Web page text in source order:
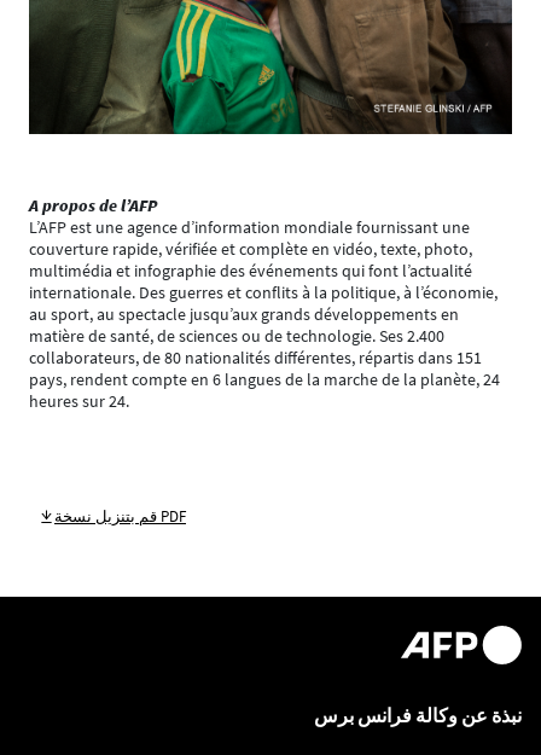
A propos de l’AFP
L’AFP est une agence d’information mondiale fournissant une
couverture rapide, vérifiée et complète en vidéo, texte, photo,
multimédia et infographie des événements qui font l’actualité
internationale. Des guerres et conflits à la politique, à l’économie,
au sport, au spectacle jusqu’aux grands développements en
matière de santé, de sciences ou de technologie. Ses 2.400
collaborateurs, de 80 nationalités différentes, répartis dans 151
pays, rendent compte en 6 langues de la marche de la planète, 24
heures sur 24.
قم بتنزيل نسخة PDF
نبذة عن وكالة فرانس برس